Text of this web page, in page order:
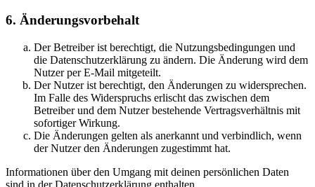
6. Änderungsvorbehalt
Der Betreiber ist berechtigt, die Nutzungsbedingungen und
die Datenschutzerklärung zu ändern. Die Änderung wird dem
Nutzer per E-Mail mitgeteilt.
Der Nutzer ist berechtigt, den Änderungen zu widersprechen.
Im Falle des Widerspruchs erlischt das zwischen dem
Betreiber und dem Nutzer bestehende Vertragsverhältnis mit
sofortiger Wirkung.
Die Änderungen gelten als anerkannt und verbindlich, wenn
der Nutzer den Änderungen zugestimmt hat.
Informationen über den Umgang mit deinen persönlichen Daten
sind in der Datenschutzerklärung enthalten.